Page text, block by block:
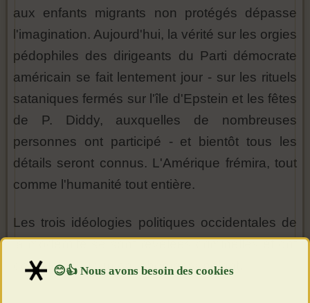
aux enfants migrants non protégés dépasse
l'imagination. Aujourd'hui, la vérité sur les orgies
pédophiles des dirigeants du Parti démocrate
américain se fait lentement jour - sur les rituels
sataniques fermés sur l'île d'Epstein et les fêtes
de P. Diddy, auxquelles de nombreuses
personnes ont participé - et bientôt tous les
détails seront connus. L'Amérique frémira, tout
comme l'humanité tout entière.
Les trois idéologies politiques occidentales de
la modernité se sont révélées criminelles et ont
débouché sur un cauchemar sanglant.